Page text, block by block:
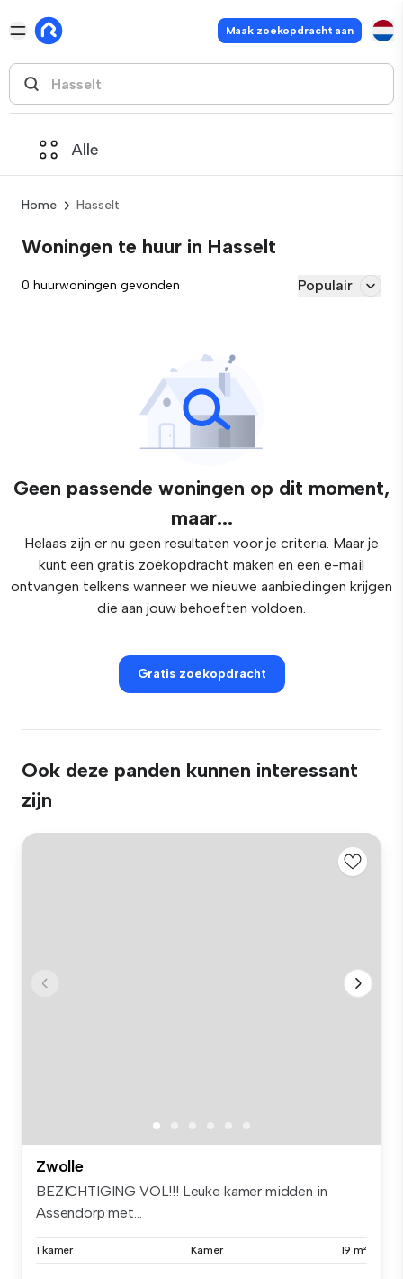
Maak zoekopdracht aan
Alle
Home Hasselt
Woningen te huur in Hasselt
0 huurwoningen gevonden Populair
Geen passende woningen op dit moment,
maar...
Helaas zijn er nu geen resultaten voor je criteria. Maar je
kunt een gratis zoekopdracht maken en een e-mail
ontvangen telkens wanneer we nieuwe aanbiedingen krijgen
die aan jouw behoeften voldoen.
Gratis zoekopdracht
Ook deze panden kunnen interessant
zijn
Zwolle
BEZICHTIGING VOL!!! Leuke kamer midden in
Assendorp met...
1 kamer Kamer 19 m²